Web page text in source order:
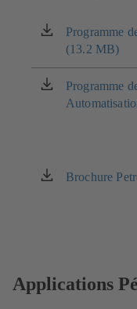
Programme
(13.2 MB)
(s'ouvre
dans
un
nouvel
onglet)
Programme
(s'ouvre
dans
Brochure
(s'ouvre
Applications